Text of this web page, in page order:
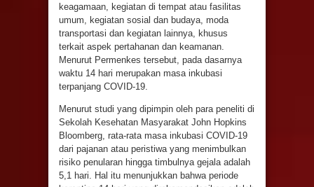
keagamaan, kegiatan di tempat atau fasilitas
umum, kegiatan sosial dan budaya, moda
transportasi dan kegiatan lainnya, khusus
terkait aspek pertahanan dan keamanan.
Menurut Permenkes tersebut, pada dasarnya
waktu 14 hari merupakan masa inkubasi
terpanjang COVID-19.
Menurut studi yang dipimpin oleh para peneliti di
Sekolah Kesehatan Masyarakat John Hopkins
Bloomberg, rata-rata masa inkubasi COVID-19
dari pajanan atau peristiwa yang menimbulkan
risiko penularan hingga timbulnya gejala adalah
5,1 hari. Hal itu menunjukkan bahwa periode